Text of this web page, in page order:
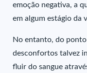
emoção negativa, a
em algum estágio da
No entanto, do
desconfortos talvez
fluir do sangue